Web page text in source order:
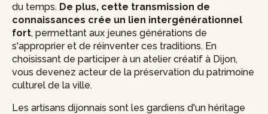
du temps. De plus, cette transmission de
connaissances crée un lien intergénérationnel
fort, permettant aux jeunes générations de
s'approprier et de réinventer ces traditions. En
choisissant de participer à un atelier créatif à Dijon,
vous devenez acteur de la préservation du patrimoine
culturel de la ville.
Les artisans dijonnais sont les gardiens d'un héritage